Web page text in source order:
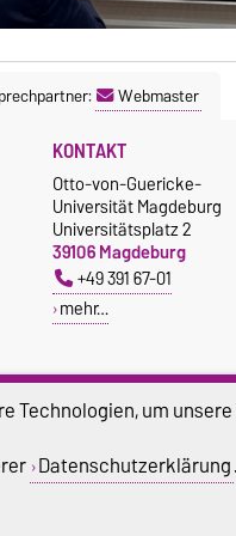
Webmaster
KONTAKT
Otto-von-Guericke-
Universität Magdeburg
Universitätsplatz 2
39106 Magdeburg
+49 391 67-01
mehr…
Technologien, um
Datenschutzerklärung.